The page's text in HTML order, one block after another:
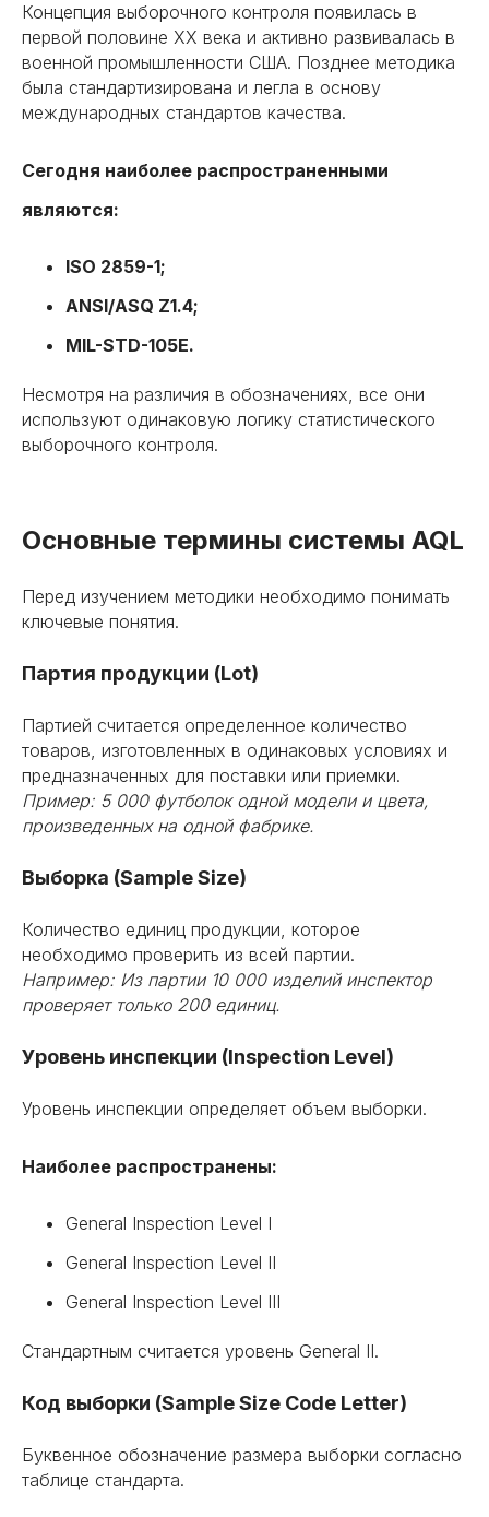
Концепция выборочного контроля появилась в
первой половине XX века и активно развивалась в
военной промышленности США. Позднее методика
была стандартизирована и легла в основу
международных стандартов качества.
Сегодня наиболее распространенными
являются:
ISO 2859-1;
ANSI/ASQ Z1.4;
MIL-STD-105E.
Несмотря на различия в обозначениях, все они
используют одинаковую логику статистического
выборочного контроля.
Основные термины системы AQL
Перед изучением методики необходимо понимать
ключевые понятия.
Партия продукции (Lot)
Партией считается определенное количество
товаров, изготовленных в одинаковых условиях и
предназначенных для поставки или приемки.
Пример: 5 000 футболок одной модели и цвета,
произведенных на одной фабрике.
Выборка (Sample Size)
Количество единиц продукции, которое
необходимо проверить из всей партии.
Например: Из партии 10 000 изделий инспектор
проверяет только 200 единиц.
Уровень инспекции (Inspection Level)
Уровень инспекции определяет объем выборки.
Наиболее распространены:
General Inspection Level I
General Inspection Level II
General Inspection Level III
Стандартным считается уровень General II.
Код выборки (Sample Size Code Letter)
Буквенное обозначение размера выборки согласно
таблице стандарта.